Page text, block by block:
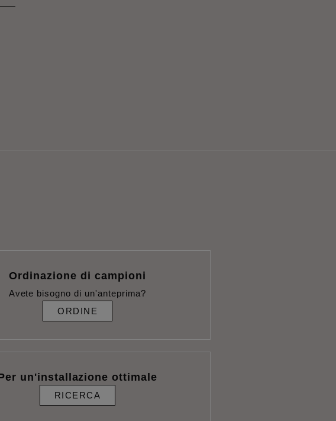
Ordinazione di campioni
Avete bisogno di un'anteprima?
ORDINE
un'installazione ottimale
RICERCA